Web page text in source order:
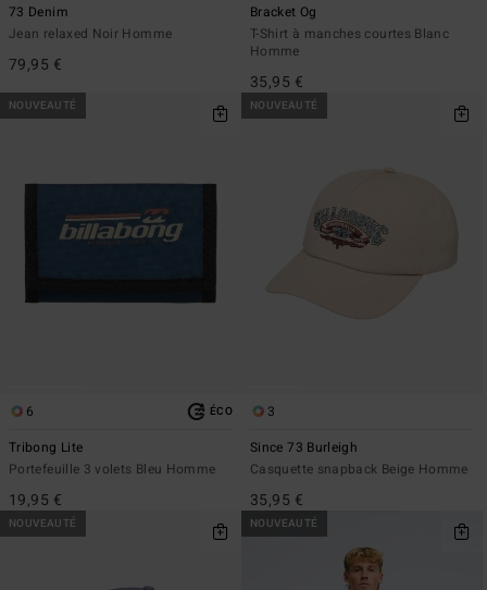
73 Denim
Jean relaxed Noir Homme
79,95 €
Bracket Og
T-Shirt à manches courtes Blanc
Homme
35,95 €
NOUVEAUTÉ
6 ÉCO
Tribong Lite
Portefeuille 3 volets Bleu Homme
19,95 €
NOUVEAUTÉ
3
Since 73 Burleigh
Casquette snapback Beige Homme
35,95 €
NOUVEAUTÉ NOUVEAUTÉ